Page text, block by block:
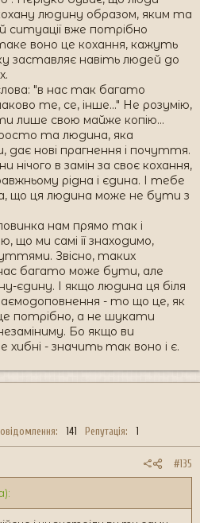
людину образом, яким та
ситуації вже потрібно
воно це кохання, кажуть
заставляє навіть людей до
"в нас так багато
те, се, інше..." Не розумію,
лише свою майже копію...
та людина, яка
дає нові прагнення і почуття.
нічого в замін за своє кохання,
рідна і єдина. І тебе
що ця людина може не бути з
нам прямо так і
що ми самі її знаходимо,
Звісно, таких
багато може бути, але
єдину. І якщо людина ця біля
- то що це, як
потрібно, а не шукати
Бо якщо ви
хибні - значить так воно і є.
141 Репутація 1
#135